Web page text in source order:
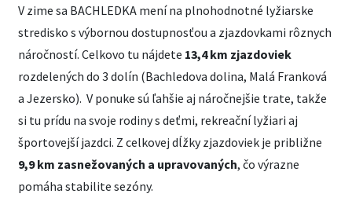
V zime sa BACHLEDKA mení na plnohodnotné lyžiarske
stredisko s výbornou dostupnosťou a zjazdovkami rôznych
náročností. Celkovo tu nájdete 13,4 km zjazdoviek
rozdelených do 3 dolín (Bachledova dolina, Malá Franková
a Jezersko). V ponuke sú ľahšie aj náročnejšie trate, takže
si tu prídu na svoje rodiny s deťmi, rekreační lyžiari aj
športovejší jazdci. Z celkovej dĺžky zjazdoviek je približne
9,9 km zasnežovaných a upravovaných, čo výrazne
pomáha stabilite sezóny.